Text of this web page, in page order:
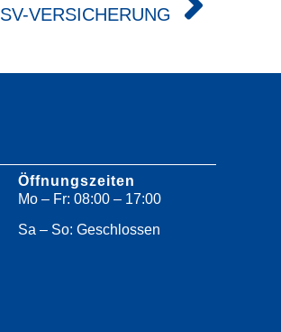
SV-VERSICHERUNG
Öffnungszeiten
Mo – Fr: 08:00 – 17:00
Sa – So: Geschlossen